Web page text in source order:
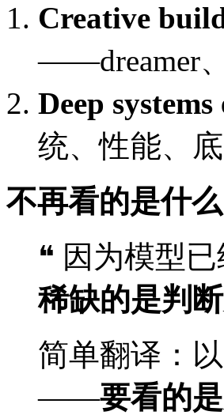
Creative
——dreamer
Deep
统、性能、
不再看的是什么
❝ 因为模型
稀缺的是判
简单翻译：
——要看的